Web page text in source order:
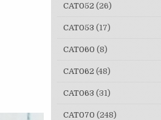
CAT052 (26)
CAT053 (17)
CAT060 (8)
CAT062 (48)
CAT063 (31)
CAT070 (248)